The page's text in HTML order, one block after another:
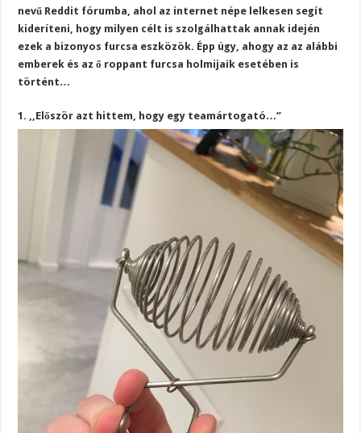
nevű Reddit fórumba, ahol az internet népe lelkesen segít
kideríteni, hogy milyen célt is szolgálhattak annak idején
ezek a bizonyos furcsa eszközök. Épp úgy, ahogy az az alábbi
emberek és az ő roppant furcsa holmijaik esetében is
történt…
1. ,,Először azt hittem, hogy egy teamártogató…”